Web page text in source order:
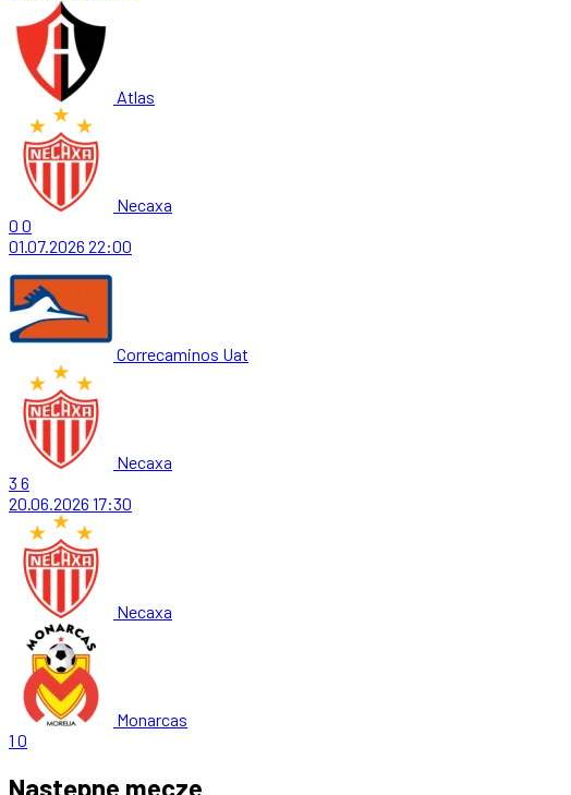
Atlas
Necaxa
0 0
01.07.2026 22:00
Correcaminos Uat
Necaxa
3 6
20.06.2026 17:30
Necaxa
Monarcas
1 0
Następne mecze